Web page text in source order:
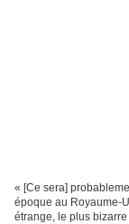
« [Ce sera]
époque au Royaume-
étrange, le plus